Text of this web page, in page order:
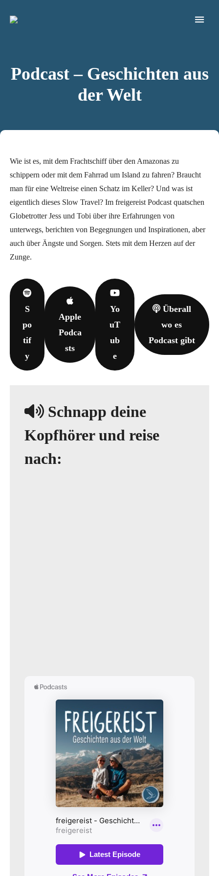
Podcast – Geschichten aus
der Welt
Wie ist es, mit dem Frachtschiff über den Amazonas zu
schippern oder mit dem Fahrrad um Island zu fahren? Braucht
man für eine Weltreise einen Schatz im Keller? Und was ist
eigentlich dieses Slow Travel? Im freigereist Podcast quatschen
Globetrotter Jess und Tobi über ihre Erfahrungen von
unterwegs, berichten von Begegnungen und Inspirationen, aber
auch über Ängste und Sorgen. Stets mit dem Herzen auf der
Zunge.
S
po
tif
y
Apple
Podca
sts
Yo
uT
ub
e
Überall
wo es
Podcast gibt
Schnapp deine
Kopfhörer und reise
nach: